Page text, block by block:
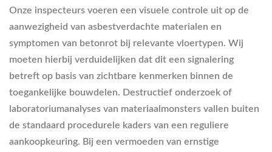
Onze inspecteurs voeren een visuele controle uit op de
aanwezigheid van asbestverdachte materialen en
symptomen van betonrot bij relevante vloertypen. Wij
moeten hierbij verduidelijken dat dit een signalering
betreft op basis van zichtbare kenmerken binnen de
toegankelijke bouwdelen. Destructief onderzoek of
laboratoriumanalyses van materiaalmonsters vallen buiten
de standaard procedurele kaders van een reguliere
aankoopkeuring. Bij een vermoeden van ernstige